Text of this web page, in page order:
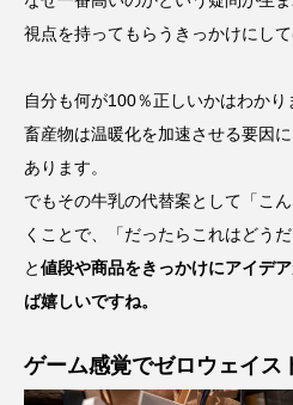
視点を持ってもらうきっかけにし
自分も何が100％正しいかはわか
畜産物は温暖化を加速させる要因
あります。
でもその牛乳の代替案として「こ
くことで、「だったらこれはどう
と値段や商品をきっかけにアイデ
ば嬉しいですね。
ゲーム感覚でゼロウェイス